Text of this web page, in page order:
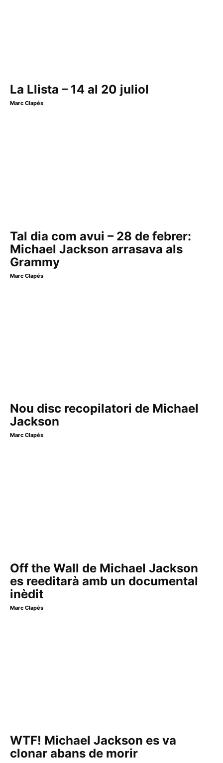
La Llista – 14 al 20 juliol
Marc Clapés
Tal dia com avui – 28 de febrer:
Michael Jackson arrasava als
Grammy
Marc Clapés
Nou disc recopilatori de Michael
Jackson
Marc Clapés
Off the Wall de Michael Jackson
es reeditarà amb un documental
inèdit
Marc Clapés
WTF! Michael Jackson es va
clonar abans de morir